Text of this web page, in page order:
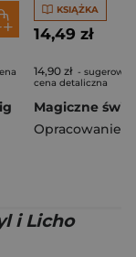
KSIĄŻKA
14,49 zł
14,90 zł -
cena detaliczna
i Licho